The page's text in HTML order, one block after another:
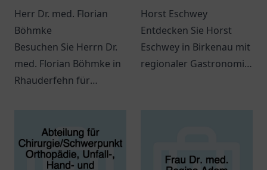
Herr Dr. med. Florian
Böhmke
Besuchen Sie Herrn Dr.
med. Florian Böhmke in
Rhauderfehn für
und Betreuung.
Horst Eschwey
Entdecken Sie Horst
Eschwey in Birkenau mit
regionaler Gastronomie